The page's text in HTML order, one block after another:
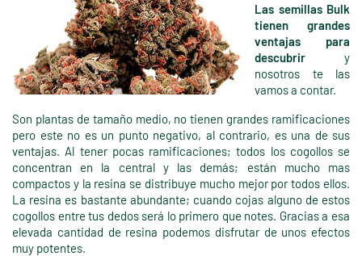
Las semillas Bulk
tienen grandes
ventajas para
descubrir y
nosotros te las
vamos a contar.
Son plantas de tamaño medio, no tienen grandes ramificaciones
pero este no es un punto negativo, al contrario, es una de sus
ventajas. Al tener pocas ramificaciones; todos los cogollos se
concentran en la central y las demás; están mucho mas
compactos y la resina se distribuye mucho mejor por todos ellos.
La resina es bastante abundante; cuando cojas alguno de estos
cogollos entre tus dedos será lo primero que notes. Gracias a esa
elevada cantidad de resina podemos disfrutar de unos efectos
muy potentes.